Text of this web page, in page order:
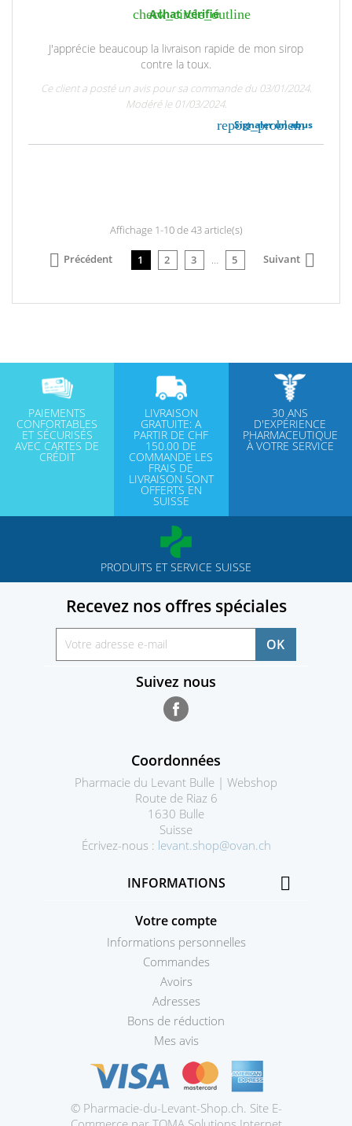
check_circle_outline
Achat Vérifié
J'apprécie beaucoup la livraison rapide de mon sirop
contre la toux.
Ce client a posté un avis pour sa commande du 03/01/2024.
Modéré le 01/03/2024.
report_problem
Signaler un abus
Affichage 1-10 de 43 article(s)
 Précédent 1 2 3 … 5 Suivant 
PAIEMENTS
CONFORTABLES
ET SÉCURISÉS
AVEC CARTES DE
CRÉDIT
LIVRAISON
GRATUITE: A
PARTIR DE CHF
150.00 DE
COMMANDE LES
FRAIS DE
LIVRAISON SONT
OFFERTS EN
SUISSE
30 ANS
D'EXPÉRIENCE
PHARMACEUTIQUE
À VOTRE SERVICE
PRODUITS ET SERVICE SUISSE
Recevez nos offres spéciales
Suivez nous
Coordonnées
Pharmacie du Levant Bulle | Webshop
Route de Riaz 6
1630 Bulle
Suisse
Écrivez-nous : levant.shop@ovan.ch
INFORMATIONS 
Votre compte
Informations personnelles
Commandes
Avoirs
Adresses
Bons de réduction
Mes avis
© Pharmacie-du-Levant-Shop.ch. Site E-
Prestashop